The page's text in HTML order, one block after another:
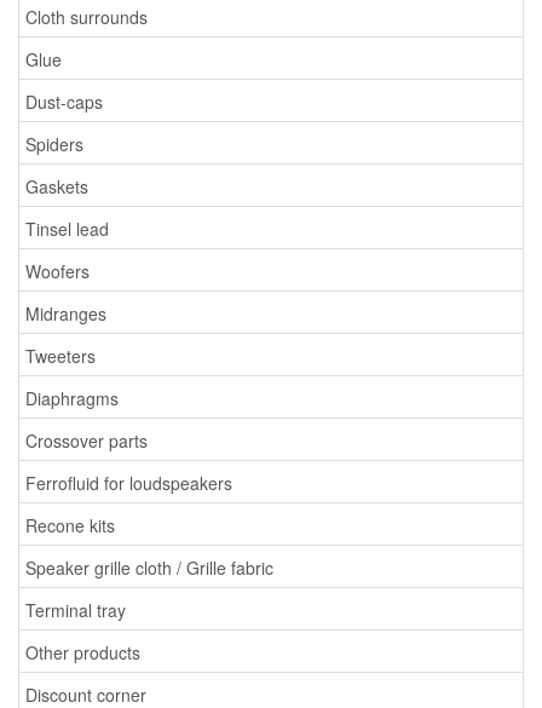
Cloth surrounds
Glue
Dust-caps
Spiders
Gaskets
Tinsel lead
Woofers
Midranges
Tweeters
Diaphragms
Crossover parts
Ferrofluid for loudspeakers
Recone kits
Speaker grille cloth / Grille fabric
Terminal tray
Other products
Discount corner